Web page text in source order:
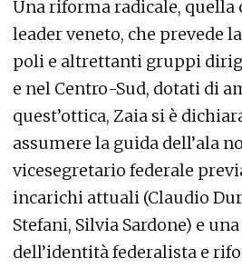
Una riforma radicale, quella
leader veneto, che prevede
poli e altrettanti gruppi
e nel Centro-Sud, dotati di
quest’ottica, Zaia si è
assumere la guida dell’ala
vicesegretario federale
incarichi attuali (Claudio
Stefani, Silvia Sardone) e
dell’identità federalista e